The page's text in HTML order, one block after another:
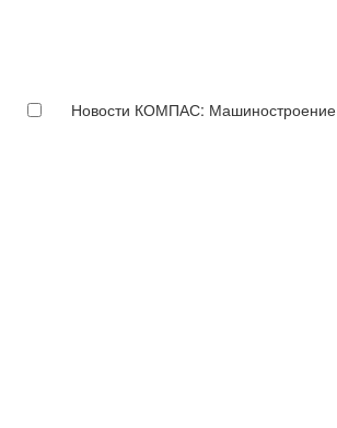
Новости КОМПАС: Машиностроение